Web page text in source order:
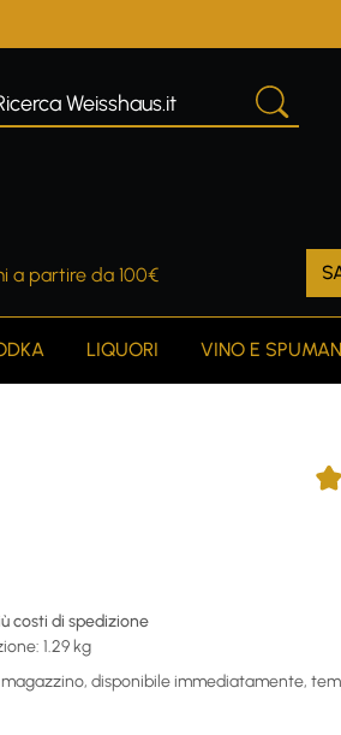
a partire da 100€
LIQUORI VINO E
costi di spedizione
1.29 kg
disponibile immediatamente,